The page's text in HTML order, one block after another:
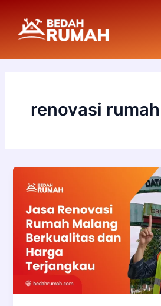
content
renovasi